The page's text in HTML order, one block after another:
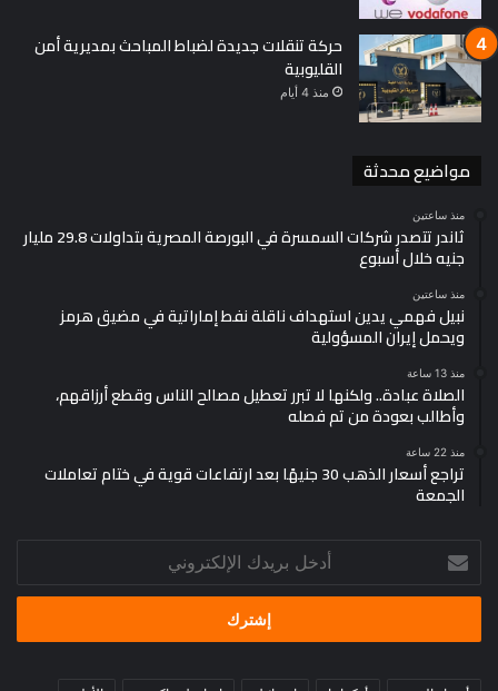
حركة تنقلات جديدة لضباط المباحث بمديرية أمن
القليوبية
منذ 4 أيام
مواضيع محدثة
منذ ساعتين
ثاندر تتصدر شركات السمسرة في البورصة المصرية بتداولات 29.8 مليار
جنيه خلال أسبوع
منذ ساعتين
نبيل فهمي يدين استهداف ناقلة نفط إماراتية في مضيق هرمز
ويحمل إيران المسؤولية
منذ 13 ساعة
الصلاة عبادة.. ولكنها لا تبرر تعطيل مصالح الناس وقطع أرزاقهم،
وأطالب بعودة من تم فصله
منذ 22 ساعة
تراجع أسعار الذهب 30 جنيهًا بعد ارتفاعات قوية في ختام تعاملات
الجمعة
بريدك
الإلكتروني